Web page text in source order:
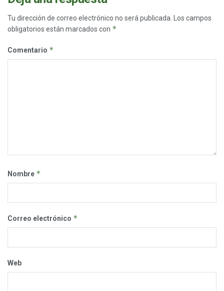
Tu dirección de correo electrónico no será publicada.
Los campos
obligatorios están marcados con *
Comentario *
Nombre *
Correo electrónico *
Web